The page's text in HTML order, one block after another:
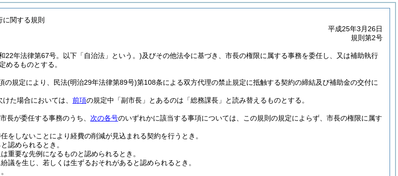
関する規則
平成25年3月26日
規則第2号
22年法律第67号。以下「自治法」という。)及びその他法令に基づき、市長の権限に属する事務を委任し、又は補助執行
めるものとする。
の規定により、民法(明治29年法律第89号)第108条による双方代理の禁止規定に抵触する契約の締結及び補助金の交付に
た場合においては、 前項の規定中「副市長」とあるのは「総務課長」と読み替えるものとする。
長が委任する事務のうち、 次の各号のいずれかに該当する事項については、この規則の規定によらず、市長の権限に属す
をしないことにより経費の削減が見込まれる契約を行うとき。
認められるとき。
重要な先例になるものと認められるとき。
議を生じ、若しくは生ずるおそれがあると認められるとき。